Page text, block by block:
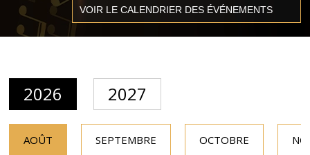
2026 2027
AOÛT SEPTEMBRE OCTOBRE